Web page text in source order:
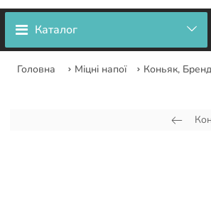
Каталог
Головна Міцні напої Коньяк,